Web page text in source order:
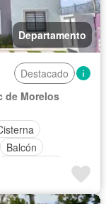
Departamento
Destacado
de Morelos
Balcón
de televisión
Agua